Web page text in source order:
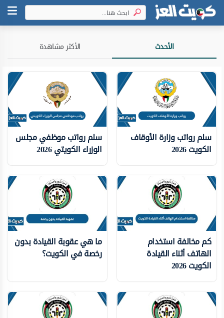
الأحدث الأكثر مشاهدة
سلم رواتب وزارة الأوقاف
الكويت 2026
سلم رواتب موظفي مجلس
الوزراء الكويتي 2026
كم مخالفة استخدام
الهاتف أثناء القيادة
الكويت 2026
ما هي عقوبة القيادة بدون
رخصة في الكويت؟